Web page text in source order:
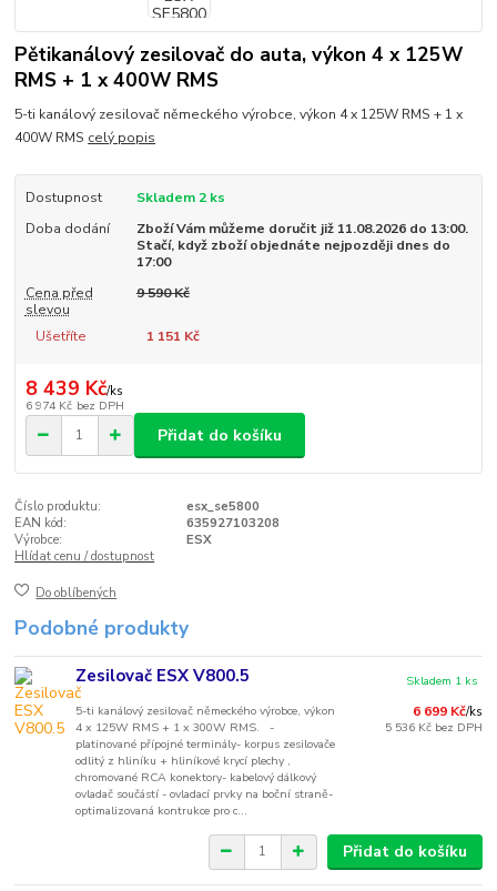
Pětikanálový zesilovač do auta, výkon 4 x 125W
RMS + 1 x 400W RMS
5-ti kanálový zesilovač německého výrobce, výkon 4 x 125W RMS + 1 x
400W RMS celý popis
Dostupnost
Skladem 2 ks
Doba dodání
Zboží Vám můžeme doručit již 11.08.2026 do 13:00.
Stačí, když zboží objednáte nejpozději dnes do
17:00
Cena před
slevou
9 590 Kč
Ušetříte 1 151 Kč
8 439 Kč/ks
6 974 Kč bez DPH
Přidat do košíku
Číslo produktu:
esx_se5800
EAN kód:
635927103208
Výrobce:
ESX
Hlídat cenu / dostupnost
Do oblíbených
Podobné produkty
Zesilovač ESX V800.5
5-ti kanálový zesilovač německého výrobce, výkon
4 x 125W RMS + 1 x 300W RMS. -
platinované přípojné terminály- korpus zesilovače
odlitý z hliníku + hliníkové krycí plechy ,
chromované RCA konektory- kabelový dálkový
ovladač součástí - ovladací prvky na boční straně-
optimalizovaná kontrukce pro c...
6 699 Kč/ks
5 536 Kč bez DPH
Skladem 1 ks
Přidat do košíku